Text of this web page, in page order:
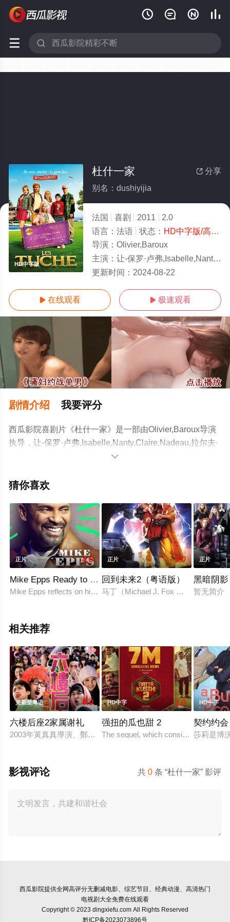
   
 
HD中字版
 分享
杜什一家
别名：dushiyijia
法国 喜剧 2011
2.0
语言： 法语 状态： HD中字版/高清
导演： Olivier,Baroux
主演： 让-保罗·卢弗,Isabelle,Nanty,Claire,Nadeau,拉尔夫·阿穆苏,Olivier,Barou
更新时间： 2024-08-22
 在线观看  极速观看
剧情介绍 我要评分
西瓜影院喜剧片《杜什一家》是一部由Olivier,Baroux导演
执导，让-保罗·卢弗,Isabelle,Nanty,Claire,Nadeau,拉尔夫·
阿穆苏,Olivier,Baroux等演员精彩演绎的法国电影，手机免
情信息可移步至豆瓣电影、电视猫或剧情网等平台了解。

猜你喜欢
正片 4.0
Mike Epps Ready to Sell Out
Mike Epps reflects on his career success and personal
正片 9.0
回到未来2（粤语版）
马丁（Michael J. Fox 饰）才回到现
正片
黑暗阴
暂无简介
相关推荐
更新至粤语 4.0
六楼后座2家属谢礼
2003年黃真真導演、鄭丹瑞編劇的喜劇《六樓后座》拍出香港
HD中字 1.0
强扭的瓜也甜 2
The sequel, which consists of
HD中字
契约约会
莎莉是博
共0 条 “杜什一家” 影评
影视评论
西瓜影院提供全网高评分无删减电影、综艺节目、经典动漫、高清热门
电视剧大全免费在线观看
Copyright © 2023 dingxiefu.com All Rights Reserved
黔ICP备2023073896号